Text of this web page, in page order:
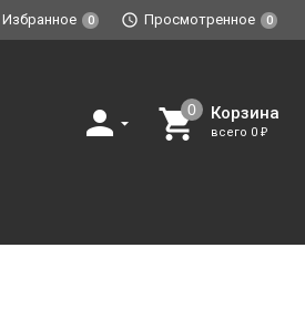
Избранное 0 Просмотренное 0
Корзина
всего 0 ₽